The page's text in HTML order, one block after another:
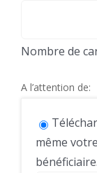
Nombre de
A l’attention de:
même
bénéficiaire.